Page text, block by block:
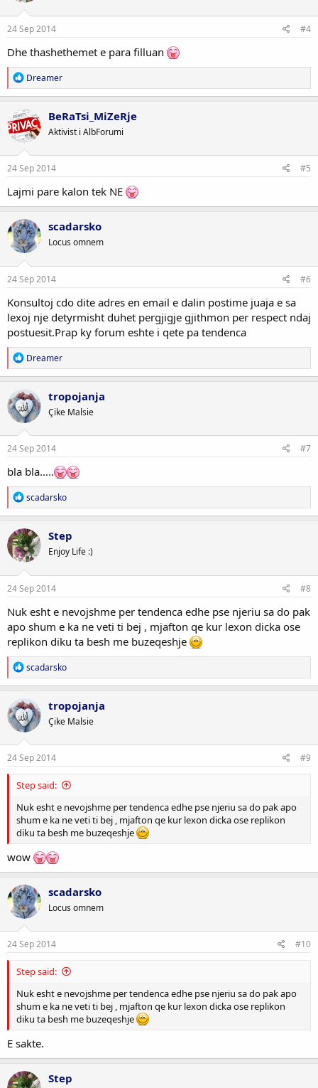
24 Sep 2014 #4
Dhe thashethemet e para filluan
R
e
a
c
t
i
o
n
s
Dreamer
BeRaTsi_MiZeRje
Aktivist i AlbForumi
24 Sep 2014 #5
Lajmi pare kalon tek NE
scadarsko
Locus omnem
24 Sep 2014 #6
Konsultoj cdo dite adres en email e dalin postime juaja e sa
lexoj nje detyrmisht duhet pergjigje gjithmon per respect ndaj
postuesit.Prap ky forum eshte i qete pa tendenca
R
e
a
c
t
i
o
n
s
Dreamer
tropojanja
Çike Malsie
24 Sep 2014 #7
bla bla.....
R
e
a
c
t
i
o
n
s
scadarsko
Step
Enjoy Life :)
24 Sep 2014 #8
Nuk esht e nevojshme per tendenca edhe pse njeriu sa do pak
apo shum e ka ne veti ti bej , mjafton qe kur lexon dicka ose
replikon diku ta besh me buzeqeshje
R
e
a
c
t
i
o
n
s
scadarsko
tropojanja
Çike Malsie
24 Sep 2014 #9
Step said:
Nuk esht e nevojshme per tendenca edhe pse njeriu sa do pak apo
shum e ka ne veti ti bej , mjafton qe kur lexon dicka ose replikon
diku ta besh me buzeqeshje
wow
scadarsko
Locus omnem
24 Sep 2014 #10
Step said:
Nuk esht e nevojshme per tendenca edhe pse njeriu sa do pak apo
shum e ka ne veti ti bej , mjafton qe kur lexon dicka ose replikon
diku ta besh me buzeqeshje
E sakte.
Step